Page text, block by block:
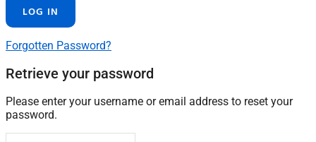
Forgotten Password?
Retrieve your password
Please enter your username or email address to reset your
password.